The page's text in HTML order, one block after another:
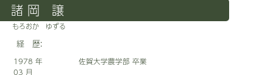
諸 岡 譲
もろおか ゆずる
経 歴:
1978 年
03 月
佐賀大学農学部 卒業